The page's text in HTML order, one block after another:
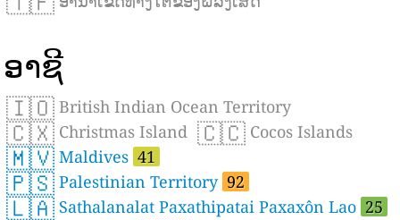
ອາຊີ
🇮🇴 British Indian Ocean Territory
🇨🇽 Christmas Island 🇨🇨 Cocos Islands
🇲🇻 Maldives 41
🇵🇸 Palestinian Territory 92
🇱🇦 Sathalanalat Paxathipatai Paxaxôn Lao 25